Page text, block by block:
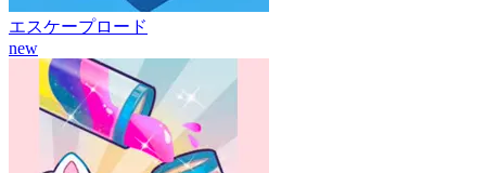
エスケープロード
new